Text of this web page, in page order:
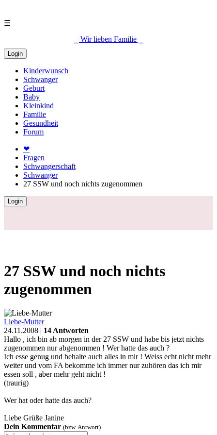
☰
⎯ Wir lieben Familie ⎯
Login
Kinderwunsch
Schwanger
Geburt
Baby
Kleinkind
Familie
Gesundheit
Forum
❤
Fragen
Schwangerschaft
Schwanger
27 SSW und noch nichts zugenommen
Login
27 SSW und noch nichts
zugenommen
Liebe-Mutter
24.11.2008 | 14 Antworten
Hallo , ich bin ab morgen in der 27 SSW und habe bis jetzt nichts
zugenommen nur abgenommen ! Wer hatte das auch ?
Ich esse genug und behalte auch alles in mir ! Weiss echt nicht mehr
weiter und vom FA bekomme ich immer nur zuhören das ich mir
essen soll , aber mehr geht nicht !
(traurig)
Wer hat oder hatte das auch?
Liebe Grüße Janine
Dein Kommentar (bzw. Antwort)